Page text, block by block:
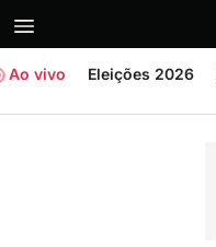
Ao vivo Eleições 2026